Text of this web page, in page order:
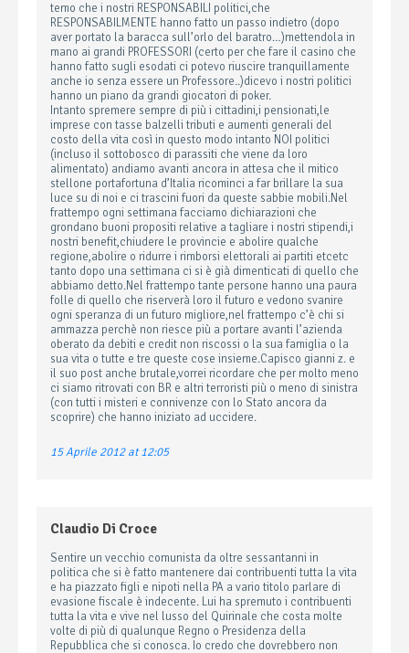
temo che i nostri RESPONSABILI politici,che
RESPONSABILMENTE hanno fatto un passo indietro (dopo
aver portato la baracca sull’orlo del baratro…)mettendola in
mano ai grandi PROFESSORI (certo per che fare il casino che
hanno fatto sugli esodati ci potevo riuscire tranquillamente
anche io senza essere un Professore..)dicevo i nostri politici
hanno un piano da grandi giocatori di poker.
Intanto spremere sempre di più i cittadini,i pensionati,le
imprese con tasse balzelli tributi e aumenti generali del
costo della vita così in questo modo intanto NOI politici
(incluso il sottobosco di parassiti che viene da loro
alimentato) andiamo avanti ancora in attesa che il mitico
stellone portafortuna d’Italia ricominci a far brillare la sua
luce su di noi e ci trascini fuori da queste sabbie mobili.Nel
frattempo ogni settimana facciamo dichiarazioni che
grondano buoni propositi relative a tagliare i nostri stipendi,i
nostri benefit,chiudere le provincie e abolire qualche
regione,abolire o ridurre i rimborsi elettorali ai partiti etcetc
tanto dopo una settimana ci si è già dimenticati di quello che
abbiamo detto.Nel frattempo tante persone hanno una paura
folle di quello che riserverà loro il futuro e vedono svanire
ogni speranza di un futuro migliore,nel frattempo c’è chi si
ammazza perchè non riesce più a portare avanti l’azienda
oberato da debiti e credit non riscossi o la sua famiglia o la
sua vita o tutte e tre queste cose insieme.Capisco gianni z. e
il suo post anche brutale,vorrei ricordare che per molto meno
ci siamo ritrovati con BR e altri terroristi più o meno di sinistra
(con tutti i misteri e connivenze con lo Stato ancora da
scoprire) che hanno iniziato ad uccidere.
15 Aprile 2012 at 12:05
Claudio Di Croce
Sentire un vecchio comunista da oltre sessantanni in
politica che si è fatto mantenere dai contribuenti tutta la vita
e ha piazzato figli e nipoti nella PA a vario titolo parlare di
evasione fiscale è indecente. Lui ha spremuto i contribuenti
tutta la vita e vive nel lusso del Quirinale che costa molte
volte di più di qualunque Regno o Presidenza della
Repubblica che si conosca. Io credo che dovrebbero non